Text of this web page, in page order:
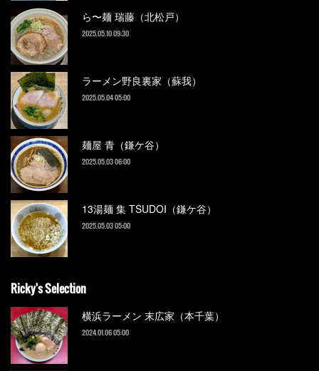
ら〜麺 瑞藤（北松戸）
2025.05.10 09:30
ラーメン野良裏家（蘇我）
2025.05.04 05:00
麺屋 青（鎌ケ谷）
2025.05.03 06:00
13湯麺 集 TSUDOI（鎌ケ谷）
2025.05.03 05:00
Ricky's Selection
横浜ラーメン 末広家（本千葉）
2024.01.06 05:00